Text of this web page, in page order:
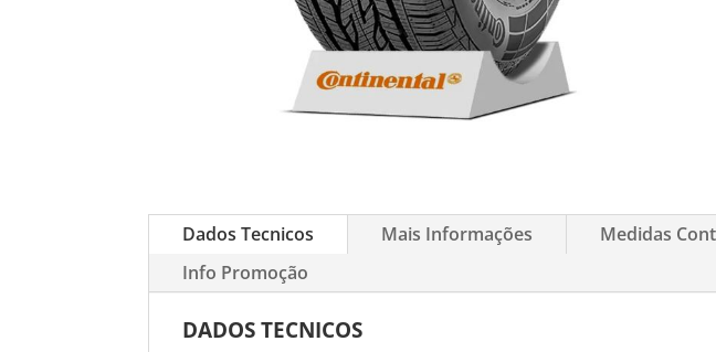
Dados Tecnicos Mais Informações Medidas
Info Promoção
DADOS TECNICOS